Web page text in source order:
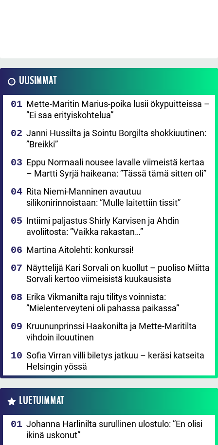
UUSIMMAT
Mette-Maritin Marius-poika lusii ökypuitteissa –
”Ei saa erityiskohtelua”
Janni Hussilta ja Sointu Borgilta shokkiuutinen:
”Breikki”
Eppu Normaali nousee lavalle viimeistä kertaa
– Martti Syrjä haikeana: ”Tässä tämä sitten oli”
Rita Niemi-Manninen avautuu
silikonirinnoistaan: ”Mulle laitettiin tissit”
Intiimi paljastus Shirly Karvisen ja Ahdin
avoliitosta: ”Vaikka rakastan…”
Martina Aitolehti: konkurssi!
Näyttelijä Kari Sorvali on kuollut – puoliso Miitta
Sorvali kertoo viimeisistä kuukausista
Erika Vikmanilta raju tilitys voinnista:
”Mielenterveyteni oli pahassa paikassa”
Kruununprinssi Haakonilta ja Mette-Maritilta
vihdoin ilouutinen
Sofia Virran villi biletys jatkuu – keräsi katseita
Helsingin yössä
LUETUIMMAT
Johanna Harlinilta surullinen ulostulo: ”En olisi
ikinä uskonut”